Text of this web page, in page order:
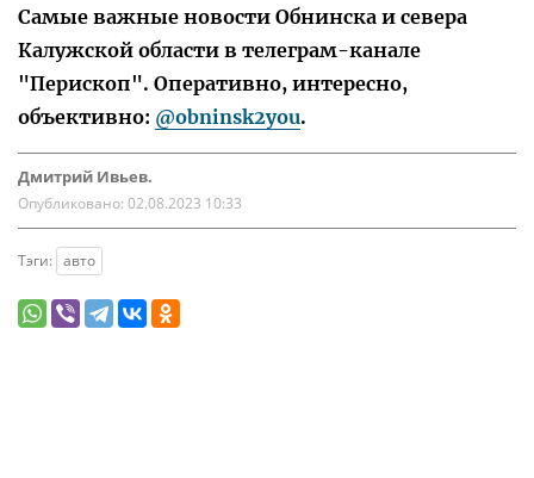
Самые важные новости Обнинска и севера
Калужской области в телеграм-канале
"Перископ". Оперативно, интересно,
объективно: @obninsk2you.
Дмитрий Ивьев.
Опубликовано: 02.08.2023 10:33
Тэги: авто